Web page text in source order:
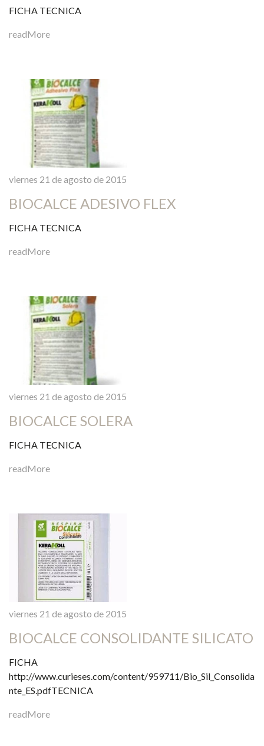
FICHA TECNICA
readMore
viernes 21 de agosto de 2015
BIOCALCE ADESIVO FLEX
FICHA TECNICA
readMore
viernes 21 de agosto de 2015
BIOCALCE SOLERA
FICHA TECNICA
readMore
viernes 21 de agosto de 2015
BIOCALCE CONSOLIDANTE SILICATO
FICHA
http://www.curieses.com/content/959711/Bio_Sil_Consolida
nte_ES.pdfTECNICA
readMore